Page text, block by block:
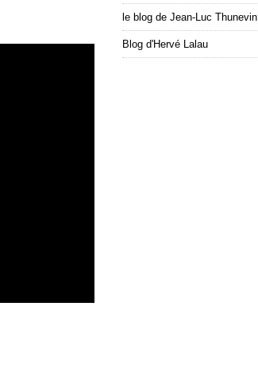
le blog de Jean-Luc Thunevin
Blog d'Hervé Lalau